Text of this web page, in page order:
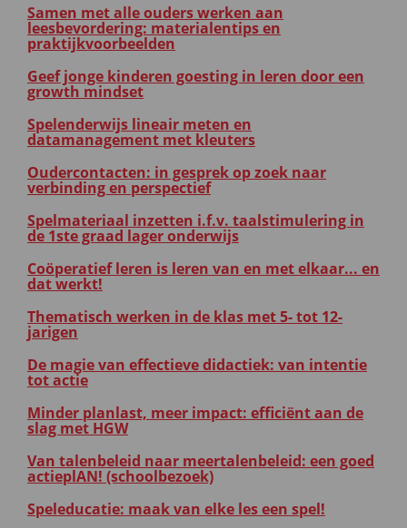
Samen met alle ouders werken aan
leesbevordering: materialentips en
praktijkvoorbeelden
Geef jonge kinderen goesting in leren door een
growth mindset
Spelenderwijs lineair meten en
datamanagement met kleuters
Oudercontacten: in gesprek op zoek naar
verbinding en perspectief
Spelmateriaal inzetten i.f.v. taalstimulering in
de 1ste graad lager onderwijs
Coöperatief leren is leren van en met elkaar... en
dat werkt!
Thematisch werken in de klas met 5- tot 12-
jarigen
De magie van effectieve didactiek: van intentie
tot actie
Minder planlast, meer impact: efficiënt aan de
slag met HGW
Van talenbeleid naar meertalenbeleid: een goed
actieplAN! (schoolbezoek)
Speleducatie: maak van elke les een spel!